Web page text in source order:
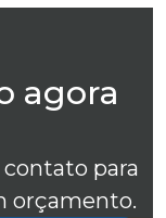
agora
para
orçamento.